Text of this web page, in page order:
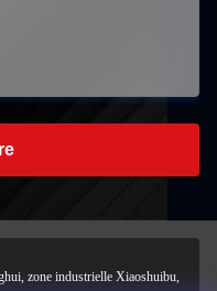
zone industrielle Xiaoshuibu,